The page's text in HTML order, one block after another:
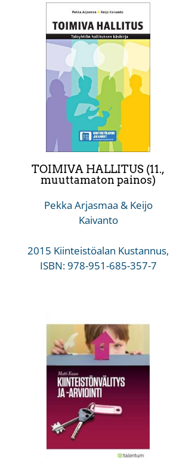
TOIMIVA HALLITUS (11.,
muuttamaton painos)
Pekka Arjasmaa & Keijo
Kaivanto
2015 Kiinteistöalan Kustannus,
ISBN: 978-951-685-357-7